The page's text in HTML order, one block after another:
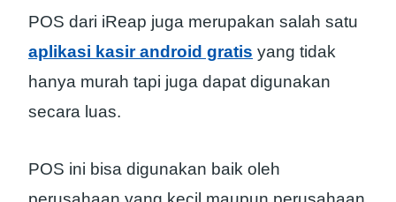
POS dari iReap juga merupakan salah satu
aplikasi kasir android gratis yang tidak
hanya murah tapi juga dapat digunakan
secara luas.
POS ini bisa digunakan baik oleh